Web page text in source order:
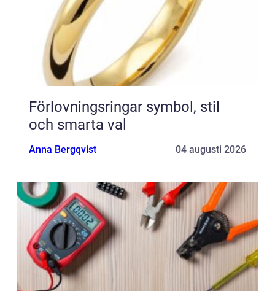
Förlovningsringar symbol, stil
och smarta val
Anna Bergqvist 04 augusti 2026